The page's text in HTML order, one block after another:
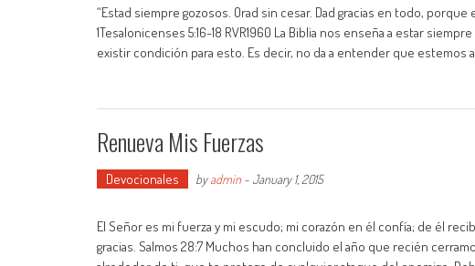
“Estad siempre gozosos. Orad sin cesar. Dad gracias en todo,
1Tesalonicenses‬ ‭5:16-18‬ ‭RVR1960 La Biblia nos enseña a estar
existir condición para esto. Es decir, no da a entender que estemos
Renueva Mis Fuerzas
Devocionales byadmin -January 1, 2015
El Señor es mi fuerza y mi escudo; mi corazón en él confía; de él
gracias. Salmos 28:7 Muchos han concluido el año que recién